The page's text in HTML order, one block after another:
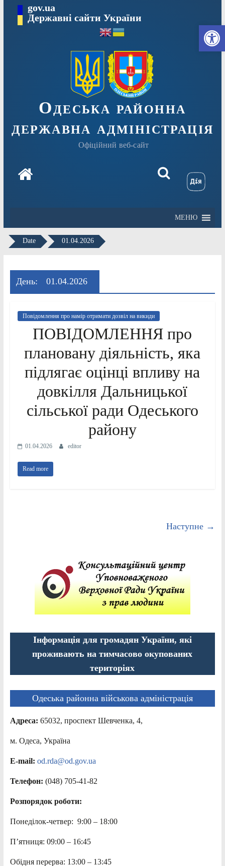
Перейтиgov.ua
Державні сайти України
Одеська районна
державна адміністрація
Офіційний веб-сайт
МЕНЮ
Date 01.04.2026
День: 01.04.2026
Повідомлення про намір отримати дозвіл на викиди
ПОВІДОМЛЕННЯ про
плановану діяльність, яка
підлягає оцінці впливу на
довкілля Дальницької
сільської ради Одеського
району
01.04.2026 editor
Read more
Наступне →
Інформація для громадян України, які
проживають на тимчасово окупованих
територіях
Одеська районна військова адміністрація
Адреса: 65032, проспект Шевченка, 4,
м. Одеса, Україна
E-mail: od.rda@od.gov.ua
Телефон: (048) 705-41-82
Розпорядок роботи:
Понеділок-четвер: 9:00 – 18:00
П’ятниця: 09:00 – 16:45
Обідня перерва: 13:00 – 13:45